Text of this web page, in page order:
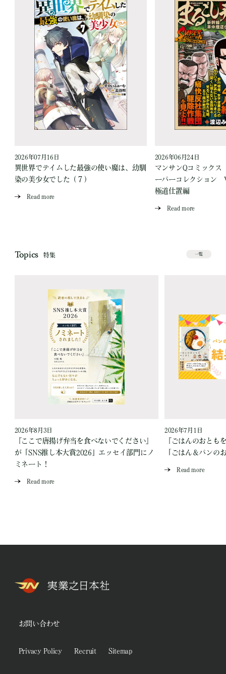
2026年07月16日
異世界でテイムした最強の使い魔は、幼馴
染の美少女でした（７）
Read more
2026年06月24日
マンサンQコミック
ーパーコレクション
極道仕置編
Read more
Topics 特集 一覧
2026年8月3日
『ここで唐揚げ弁当を食べないでください』
が「SNS推し本大賞2026」エッセイ部門にノ
ミネート！
Read more
2026年7月1日
『ごはんのおとも
「ごはん＆パンの
Read more
お問い合わせ
Privacy Policy Recruit Sitemap